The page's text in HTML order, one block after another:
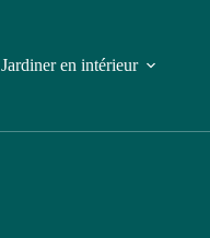
Jardiner en intérieur